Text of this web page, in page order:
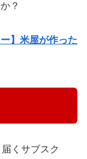
？
】米屋が作った
くサブスク